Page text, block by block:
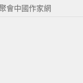
會中國作家網